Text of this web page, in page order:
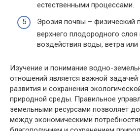
естественными процессами.
Эрозия почвы – физический
верхнего плодородного слоя
воздействия воды, ветра или
Изучение и понимание водно-
отношений является важной задачей
развития и сохранения
природной среды. Правильное
земельными ресурсами позволяет
между экономическими